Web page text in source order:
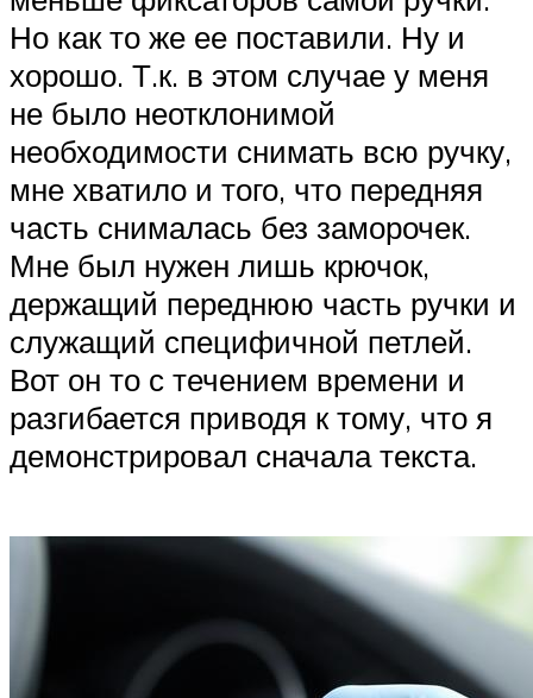
Но как то же ее поставили. Ну и
хорошо. Т.к. в этом случае у меня
не было неотклонимой
необходимости снимать всю ручку,
мне хватило и того, что передняя
часть снималась без заморочек.
Мне был нужен лишь крючок,
держащий переднюю часть ручки и
служащий специфичной петлей.
Вот он то с течением времени и
разгибается приводя к тому, что я
демонстрировал сначала текста.